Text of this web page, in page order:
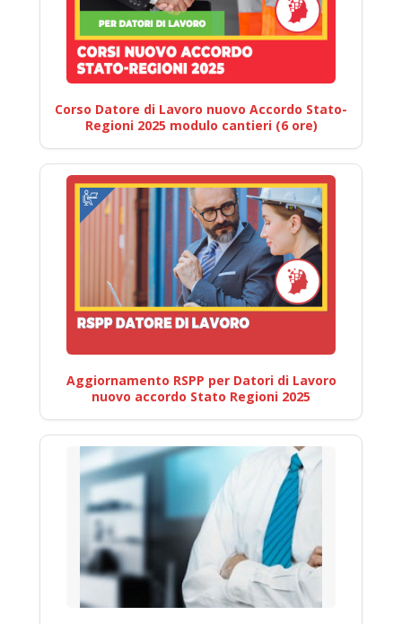
Corso Datore di Lavoro nuovo Accordo Stato-
Regioni 2025 modulo cantieri (6 ore)
Aggiornamento RSPP per Datori di Lavoro
nuovo accordo Stato Regioni 2025